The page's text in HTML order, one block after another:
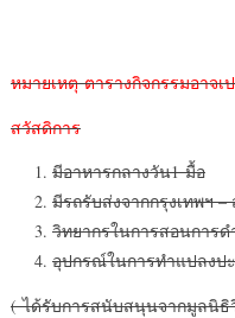
หมายเหตุ ตารางกิจกรรมอาจ
สวัสดิการ
มีอาหารกลางวัน1 มื้อ
มีรถรับส่งจากกรุงเทพฯ
วิทยากรในการสอนการ
อุปกรณ์ในการทำแปลงป
( ได้รับการสนับสนุนจากมูลนิธิ